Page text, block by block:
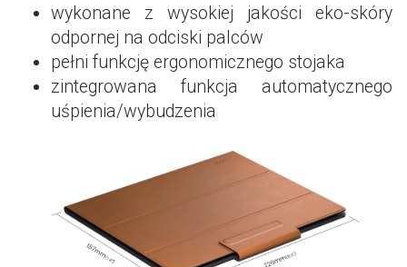
wykonane z wysokiej jakości eko-skóry
odpornej na odciski palców
pełni funkcję ergonomicznego stojaka
zintegrowana funkcja automatycznego
uśpienia/wybudzenia